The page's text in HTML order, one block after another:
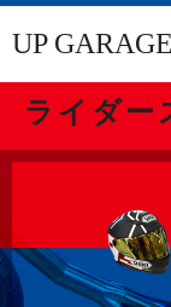
UP
ライダー